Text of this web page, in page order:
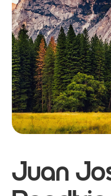
Juan